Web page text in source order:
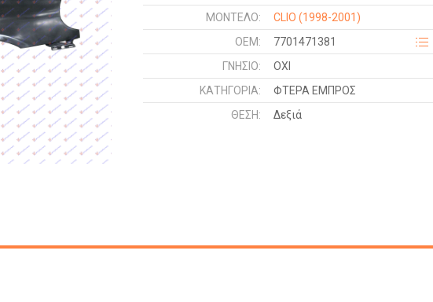
ΜΟΝΤΕΛΟ:
CLIO (1998-2001)
OEM:
7701471381
ΓΝΉΣΙΟ:
ΟΧΙ
ΚΑΤΗΓΟΡΊΑ:
ΦΤΕΡΑ ΕΜΠΡΟΣ
ΘΈΣΗ:
Δεξιά